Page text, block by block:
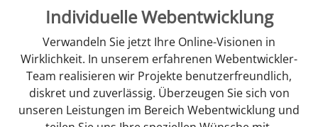
Individuelle Webentwicklung
Verwandeln Sie jetzt Ihre Online-Visionen in
Wirklichkeit. In unserem erfahrenen Webentwickler-
Team realisieren wir Projekte benutzerfreundlich,
diskret und zuverlässig. Überzeugen Sie sich von
unseren Leistungen im Bereich Webentwicklung und